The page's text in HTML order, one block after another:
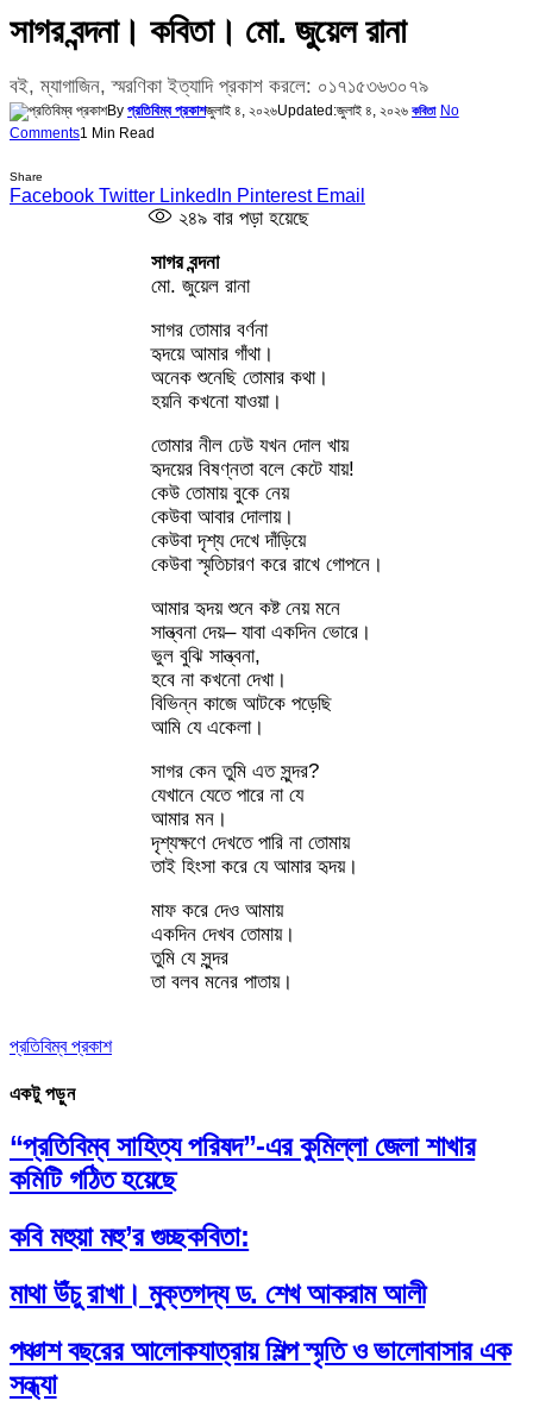
সাগর বন্দনা। কবিতা। মো. জুয়েল রানা
বই, ম্যাগাজিন, স্মরণিকা ইত্যাদি প্রকাশ করলে: ০১৭১৫৩৬৩০৭৯
By প্রতিবিম্ব প্রকাশজুলাই ৪, ২০২৬Updated:জুলাই ৪, ২০২৬ কবিতা No
Comments1 Min Read
Share
Facebook Twitter LinkedIn Pinterest Email
২৪৯বার পড়া হয়েছে
সাগর বন্দনা
মো. জুয়েল রানা
সাগর তোমার বর্ণনা
হৃদয়ে আমার গাঁথা।
অনেক শুনেছি তোমার কথা।
হয়নি কখনো যাওয়া।
তোমার নীল ঢেউ যখন দোল খায়
হৃদয়ের বিষণ্নতা বলে কেটে যায়!
কেউ তোমায় বুকে নেয়
কেউবা আবার দোলায়।
কেউবা দৃশ্য দেখে দাঁড়িয়ে
কেউবা স্মৃতিচারণ করে রাখে গোপনে।
আমার হৃদয় শুনে কষ্ট নেয় মনে
সান্ত্বনা দেয়– যাবা একদিন ভোরে।
ভুল বুঝি সান্ত্বনা,
হবে না কখনো দেখা।
বিভিন্ন কাজে আটকে পড়েছি
আমি যে একেলা।
সাগর কেন তুমি এত সুন্দর?
যেখানে যেতে পারে না যে
আমার মন।
দৃশ্যক্ষণে দেখতে পারি না তোমায়
তাই হিংসা করে যে আমার হৃদয়।
মাফ করে দেও আমায়
একদিন দেখব তোমায়।
তুমি যে সুন্দর
তা বলব মনের পাতায়।
প্রতিবিম্ব প্রকাশ
একটু পড়ুন
“প্রতিবিম্ব সাহিত্য পরিষদ”-এর কুমিল্লা জেলা শাখার
কমিটি গঠিত হয়েছে
কবি মহুয়া মহু’র গুচ্ছকবিতা:
মাথা উঁচু রাখা। মুক্তগদ্য ড. শেখ আকরাম আলী
পঞ্চাশ বছরের আলোকযাত্রায় শিল্প স্মৃতি ও ভালোবাসার এক
সন্ধ্যা